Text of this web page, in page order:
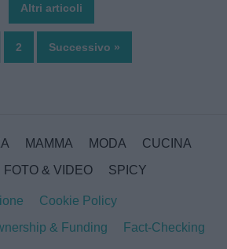
Altri articoli
2 Successivo »
MAMMA MODA
CUCINA
FOTO & VIDEO SPICY
Cookie Policy
& Funding
Fact-Checking